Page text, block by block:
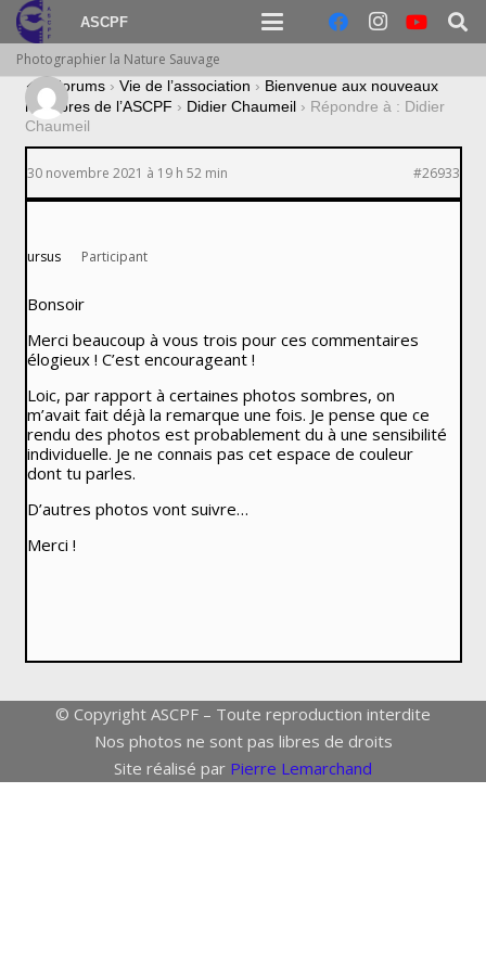
ASCPF
Photographier la Nature Sauvage
› Forums › Vie de l’association › Bienvenue aux nouveaux
membres de l’ASCPF › Didier Chaumeil › Répondre à : Didier
Chaumeil
30 novembre 2021 à 19 h 52 min #26933
ursus Participant
Bonsoir
Merci beaucoup à vous trois pour ces commentaires
élogieux ! C’est encourageant !
Loic, par rapport à certaines photos sombres, on
m’avait fait déjà la remarque une fois. Je pense que ce
rendu des photos est probablement du à une sensibilité
individuelle. Je ne connais pas cet espace de couleur
dont tu parles.
D’autres photos vont suivre…
Merci !
© Copyright ASCPF – Toute reproduction interdite
Nos photos ne sont pas libres de droits
Site réalisé par Pierre Lemarchand